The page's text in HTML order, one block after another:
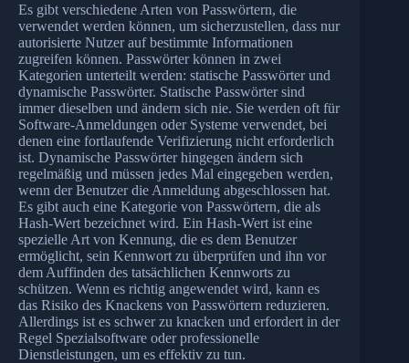
Es gibt verschiedene Arten von Passwörtern, die
verwendet werden können, um sicherzustellen, dass nur
autorisierte Nutzer auf bestimmte Informationen
zugreifen können. Passwörter können in zwei
Kategorien unterteilt werden: statische Passwörter und
dynamische Passwörter. Statische Passwörter sind
immer dieselben und ändern sich nie. Sie werden oft für
Software-Anmeldungen oder Systeme verwendet, bei
denen eine fortlaufende Verifizierung nicht erforderlich
ist. Dynamische Passwörter hingegen ändern sich
regelmäßig und müssen jedes Mal eingegeben werden,
wenn der Benutzer die Anmeldung abgeschlossen hat.
Es gibt auch eine Kategorie von Passwörtern, die als
Hash-Wert bezeichnet wird. Ein Hash-Wert ist eine
spezielle Art von Kennung, die es dem Benutzer
ermöglicht, sein Kennwort zu überprüfen und ihn vor
dem Auffinden des tatsächlichen Kennworts zu
schützen. Wenn es richtig angewendet wird, kann es
das Risiko des Knackens von Passwörtern reduzieren.
Allerdings ist es schwer zu knacken und erfordert in der
Regel Spezialsoftware oder professionelle
Dienstleistungen, um es effektiv zu tun.